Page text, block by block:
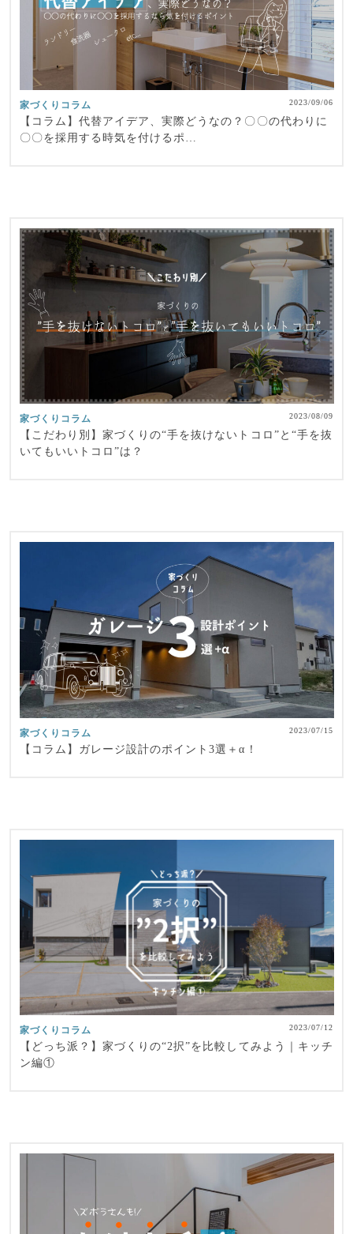
家づくりコラム 2023/09/06
【コラム】代替アイデア、実際どうなの？〇〇の代わりに
〇〇を採用する時気を付けるポ…
家づくりコラム 2023/08/09
【こだわり別】家づくりの“手を抜けないトコロ”と“手を抜
いてもいいトコロ”は？
家づくりコラム 2023/07/15
【コラム】ガレージ設計のポイント3選＋α！
家づくりコラム 2023/07/12
【どっち派？】家づくりの“2択”を比較してみよう｜キッチ
ン編①